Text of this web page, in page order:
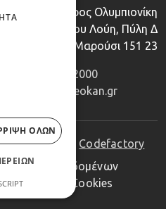
Λεωφόρος Ολυμπιονίκη
Σπύρου Λούη, Πύλη Δ
Μαρούσι 151 23
2106832000
info@eokan.gr
Powered by Codefactory
Δεδομένων
Πολιτική Cookies
ΌΛΩΝ